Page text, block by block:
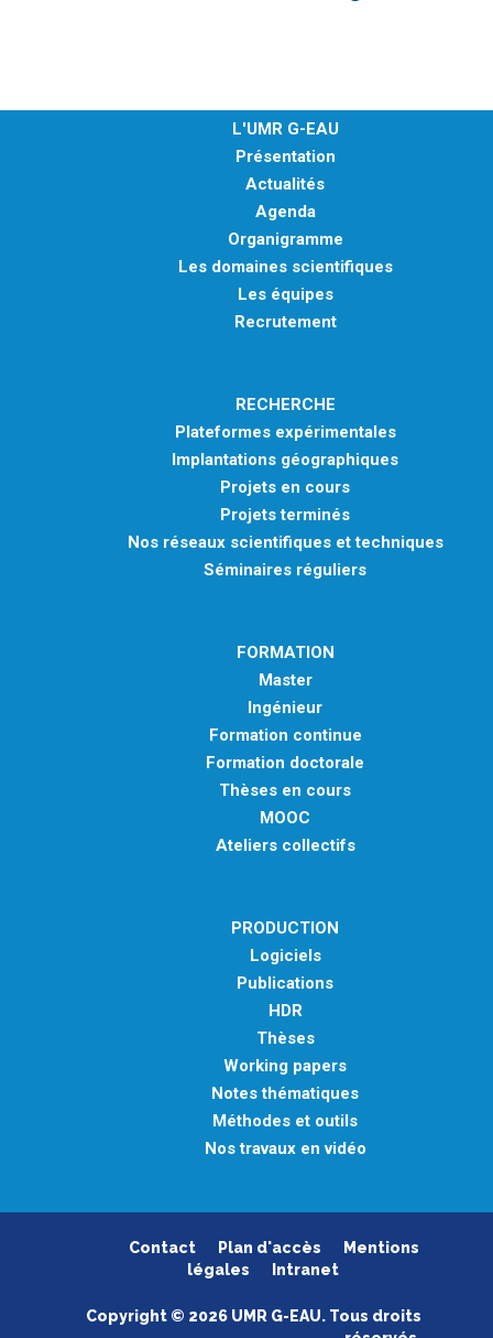
L'UMR G-EAU
Présentation
Actualités
Agenda
Organigramme
Les domaines scientifiques
Les équipes
Recrutement
RECHERCHE
Plateformes expérimentales
Implantations géographiques
Projets en cours
Projets terminés
Nos réseaux scientifiques et techniques
Séminaires réguliers
FORMATION
Master
Ingénieur
Formation continue
Formation doctorale
Thèses en cours
MOOC
Ateliers collectifs
PRODUCTION
Logiciels
Publications
HDR
Thèses
Working papers
Notes thématiques
Méthodes et outils
Nos travaux en vidéo
Contact Plan d'accès
Mentions
légales
Intranet
Copyright © 2026 UMR G-EAU. Tous droits